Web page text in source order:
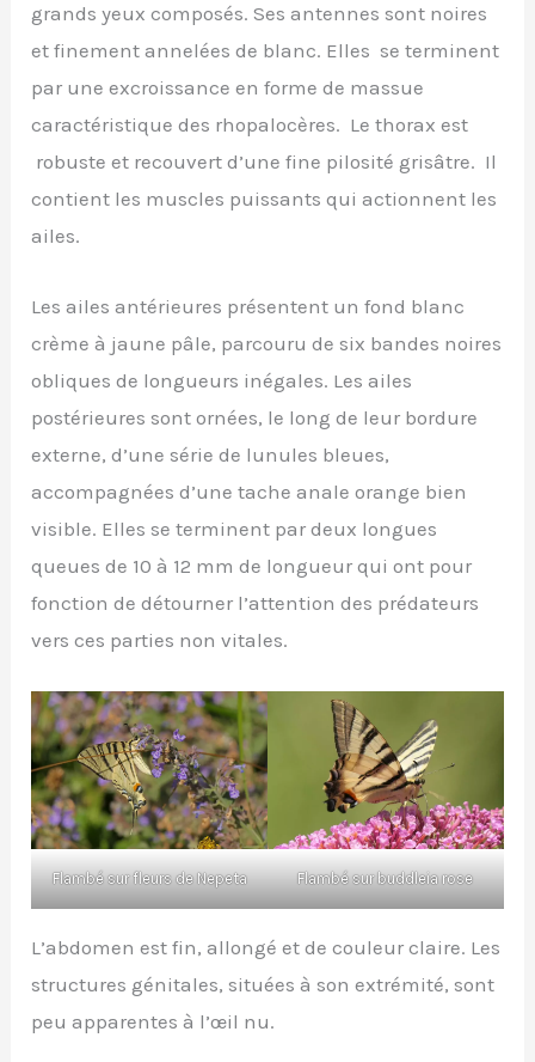
grands yeux composés. Ses antennes sont noires
et finement annelées de blanc. Elles se terminent
par une excroissance en forme de massue
caractéristique des rhopalocères. Le thorax est
robuste et recouvert d’une fine pilosité grisâtre. Il
contient les muscles puissants qui actionnent les
ailes.
Les ailes antérieures présentent un fond blanc
crème à jaune pâle, parcouru de six bandes noires
obliques de longueurs inégales. Les ailes
postérieures sont ornées, le long de leur bordure
externe, d’une série de lunules bleues,
accompagnées d’une tache anale orange bien
visible. Elles se terminent par deux longues
queues de 10 à 12 mm de longueur qui ont pour
fonction de détourner l’attention des prédateurs
vers ces parties non vitales.
Flambé sur fleurs de Nepeta Flambé sur buddleia rose
L’abdomen est fin, allongé et de couleur claire. Les
structures génitales, situées à son extrémité, sont
peu apparentes à l’œil nu.